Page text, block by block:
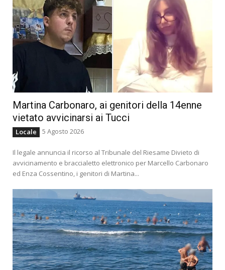
Martina Carbonaro, ai genitori della 14enne
vietato avvicinarsi ai Tucci
Locale 5 Agosto 2026
Il legale annuncia il ricorso al Tribunale del Riesame Divieto di
avvicinamento e braccialetto elettronico per Marcello Carbonaro
ed Enza Cossentino, i genitori di Martina...